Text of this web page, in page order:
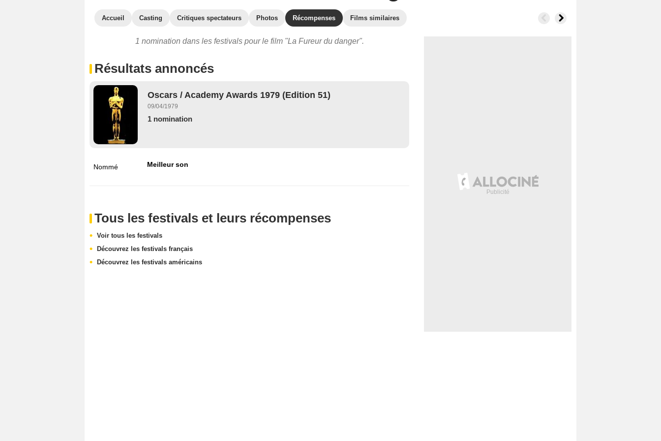
Accueil Casting Critiques spectateurs Photos Récompenses Films similaires
1 nomination dans les festivals pour le film "La Fureur du danger".
Résultats annoncés
Oscars / Academy Awards 1979 (Edition 51)
09/04/1979
1 nomination
Nommé Meilleur son
Tous les festivals et leurs récompenses
Voir tous les festivals
Découvrez les festivals français
Découvrez les festivals américains